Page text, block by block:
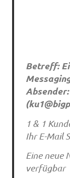
Betreff:
(
1 & 1
Ihr E-Mail
Eine neue
verfügbar